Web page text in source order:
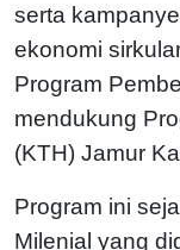
serta
ekonomi
Program
mendukung
(KTH) Jamur
Program ini
Milenial yang